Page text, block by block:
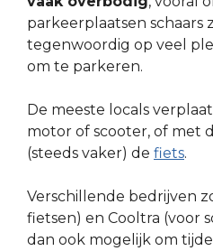
parkeerplaatsen schaars
tegenwoordig op veel
om te parkeren.
De meeste locals
motor of scooter, of met
(steeds vaker) de fiets.
Verschillende bedrijven
fietsen) en Cooltra (voor
dan ook mogelijk om